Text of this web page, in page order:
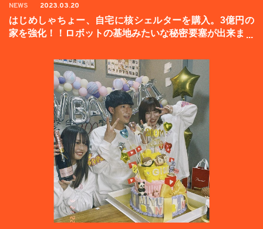
NEWS 2023.03.20
はじめしゃちょー、自宅に核シェルターを購入。3億円の
家を強化！！ロボットの基地みたいな秘密要塞が出来まし